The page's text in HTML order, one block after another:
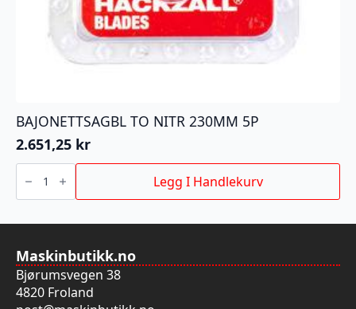
BAJONETTSAGBL TO NITR 230MM 5P
2.651,25 kr
BAJONETTSAGBL
TO
230MM
antall
Legg I Handlekurv
Maskinbutikk.no
Bjørumsvegen 38
4820 Froland